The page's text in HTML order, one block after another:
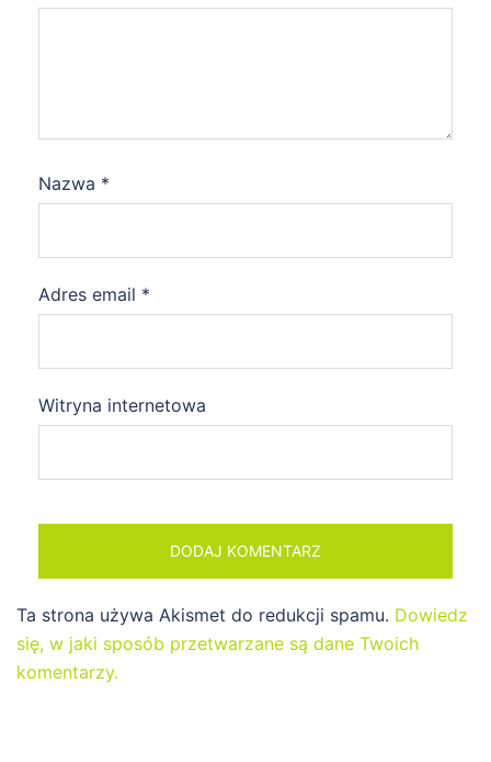
Nazwa *
Adres email *
Witryna internetowa
Ta strona używa Akismet do redukcji spamu. Dowiedz
się, w jaki sposób przetwarzane są dane Twoich
komentarzy.